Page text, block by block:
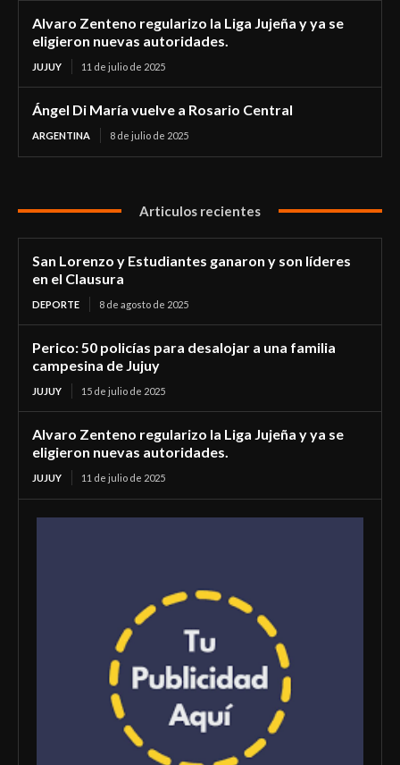
Alvaro Zenteno regularizo la Liga Jujeña y ya se
eligieron nuevas autoridades.
JUJUY 11 de julio de 2025
Ángel Di María vuelve a Rosario Central
ARGENTINA 8 de julio de 2025
Articulos recientes
San Lorenzo y Estudiantes ganaron y son líderes
en el Clausura
DEPORTE 8 de agosto de 2025
Perico: 50 policías para desalojar a una familia
campesina de Jujuy
JUJUY 15 de julio de 2025
Alvaro Zenteno regularizo la Liga Jujeña y ya se
eligieron nuevas autoridades.
JUJUY 11 de julio de 2025